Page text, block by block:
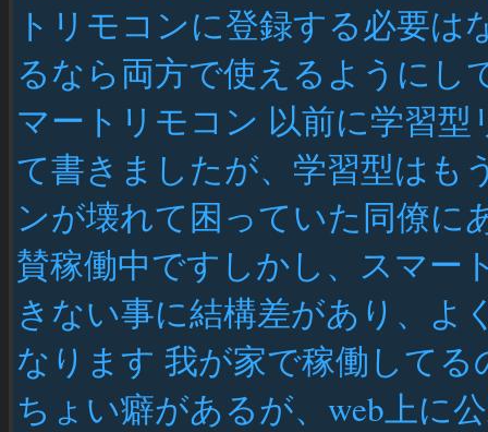
トリモコンに登録する必要
るなら両方で使えるようにし
マートリモコン 以前に学習
て書きましたが、学習型はも
ンが壊れて困っていた同僚
賛稼働中ですしかし、スマー
きない事に結構差があり、よ
なります 我が家で稼働してる
ちょい癖があるが、web上に